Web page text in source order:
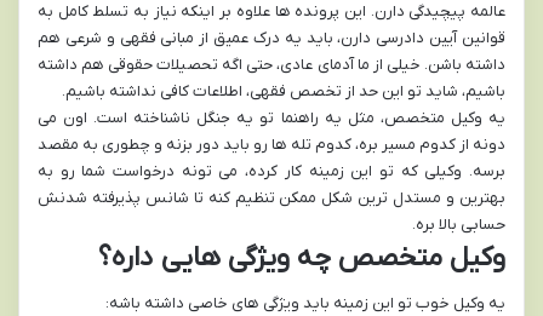
عالمه پیچیدگی دارن. این پرونده ها علاوه بر اینکه نیاز به تسلط کامل به
قوانین آیین دادرسی دارن، باید یه درک عمیق از مبانی فقهی و شرعی هم
داشته باشن. خیلی از ما آدمای عادی، حتی اگه تحصیلات حقوقی هم داشته
باشیم، شاید تو این حد از تخصص فقهی، اطلاعات کافی نداشته باشیم.
یه وکیل متخصص، مثل یه راهنما تو یه جنگل ناشناخته است. اون می
دونه از کدوم مسیر بره، کدوم تله ها رو باید دور بزنه و چطوری به مقصد
برسه. وکیلی که تو این زمینه کار کرده، می تونه درخواست شما رو به
بهترین و مستدل ترین شکل ممکن تنظیم کنه تا شانس پذیرفته شدنش
حسابی بالا بره.
وکیل متخصص چه ویژگی هایی داره؟
یه وکیل خوب تو این زمینه باید ویژگی های خاصی داشته باشه: